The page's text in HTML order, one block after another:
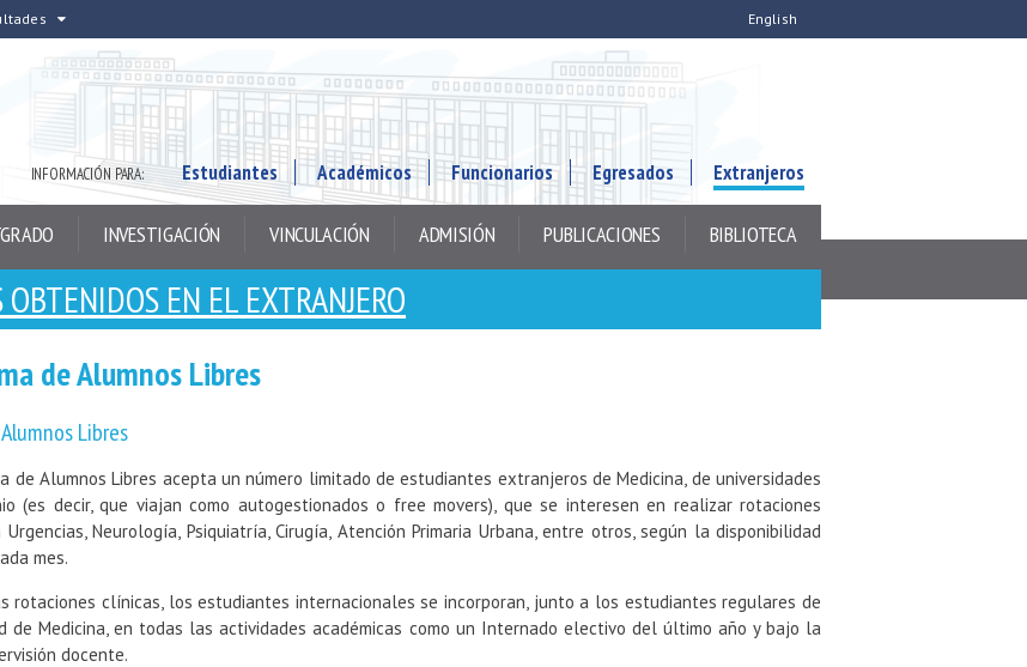
English
INFORMACIÓN PARA: Estudiantes Académicos Funcionarios Egresados Extranjeros
INVESTIGACIÓN VINCULACIÓN ADMISIÓN PUBLICACIONES BIBLIOTECA
EN EL EXTRANJERO
de Alumnos Libres
Libres
de Alumnos Libres acepta un número limitado de estudiantes extranjeros de Medicina, de universidades
(es decir, que viajan como autogestionados o free movers), que se interesen en realizar rotaciones
Neurología, Psiquiatría, Cirugía, Atención Primaria Urbana, entre otros, según la disponibilidad
mes.
rotaciones clínicas, los estudiantes internacionales se incorporan, junto a los estudiantes regulares de
de Medicina, en todas las actividades académicas como un Internado electivo del último año y bajo la
docente.